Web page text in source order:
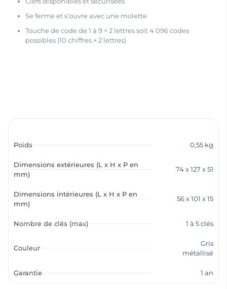
Se ferme et s’ouvre avec une molette
Touche de code de 1 à 9 + 2 lettres soit 4 096 codes
possibles (10 chiffres + 2 lettres)
Poids 0,55 kg
Dimensions extérieures (L x H x P en
mm)
74 x 127 x 51
Dimensions intérieures (L x H x P en
mm)
56 x 101 x 15
Nombre de clés (max) 1 à 5 clés
Couleur
Gris
métallisé
Garantie 1 an